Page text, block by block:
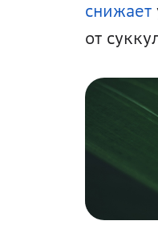
снижает
от